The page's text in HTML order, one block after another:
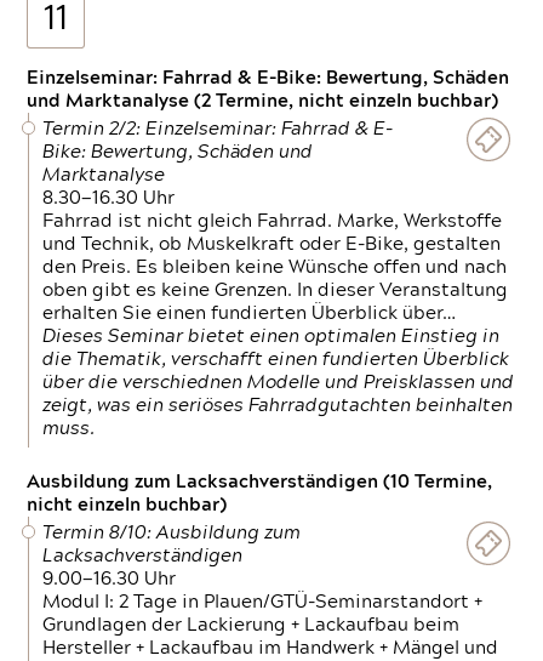
11
Einzelseminar: Fahrrad & E-Bike: Bewertung, Schäden
und Marktanalyse (2 Termine, nicht einzeln buchbar)
Termin 2/2: Einzelseminar: Fahrrad & E-
Bike: Bewertung, Schäden und
Marktanalyse
8.30—16.30 Uhr
Fahrrad ist nicht gleich Fahrrad. Marke, Werkstoffe
und Technik, ob Muskelkraft oder E-Bike, gestalten
den Preis. Es bleiben keine Wünsche offen und nach
oben gibt es keine Grenzen. In dieser Veranstaltung
erhalten Sie einen fundierten Überblick über…
Dieses Seminar bietet einen optimalen Einstieg in
die Thematik, verschafft einen fundierten Überblick
über die verschiednen Modelle und Preisklassen und
zeigt, was ein seriöses Fahrradgutachten beinhalten
muss.
Ausbildung zum Lacksachverständigen (10 Termine,
nicht einzeln buchbar)
Termin 8/10: Ausbildung zum
Lacksachverständigen
9.00—16.30 Uhr
Modul I: 2 Tage in Plauen/GTÜ-Seminarstandort +
Grundlagen der Lackierung + Lackaufbau beim
Hersteller + Lackaufbau im Handwerk + Mängel und